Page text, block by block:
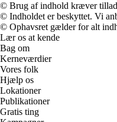
© Brug af indhold kræver
© Indholdet er beskyttet. Vi
© Ophavsret gælder for alt
Lær os at kende
Bag om
Kerneværdier
Vores folk
Hjælp os
Lokationer
Publikationer
Gratis ting